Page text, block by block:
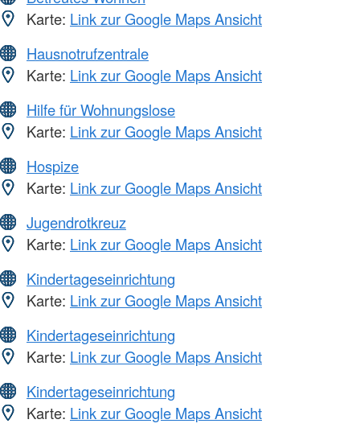
Karte: Link zur Google Maps Ansicht
Hausnotrufzentrale
Karte: Link zur Google Maps Ansicht
Hilfe für Wohnungslose
Karte: Link zur Google Maps Ansicht
Hospize
Karte: Link zur Google Maps Ansicht
Jugendrotkreuz
Karte: Link zur Google Maps Ansicht
Kindertageseinrichtung
Karte: Link zur Google Maps Ansicht
Kindertageseinrichtung
Karte: Link zur Google Maps Ansicht
Kindertageseinrichtung
Karte: Link zur Google Maps Ansicht